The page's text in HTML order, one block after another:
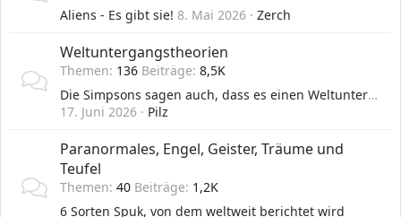
Aliens - Es gibt sie! 8. Mai 2026 Zerch
Weltuntergangstheorien
Themen 136 Beiträge 8,5K
Die Simpsons sagen auch, dass es einen Weltuntergang geben wird
17. Juni 2026
Pilz
Paranormales, Engel, Geister, Träume und
Teufel
Themen 40 Beiträge 1,2K
6 Sorten Spuk, von dem weltweit berichtet wird